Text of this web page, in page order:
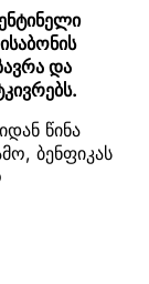
და
წინა
ბენფიკას